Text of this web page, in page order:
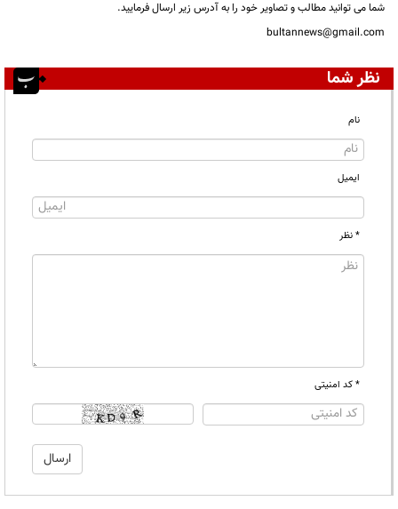
شما می توانید مطالب و تصاویر خود را به آدرس زیر ارسال فرمایید.
bultannews@gmail.com
نظر شما
نام
ایمیل
* نظر
* کد امنیتی